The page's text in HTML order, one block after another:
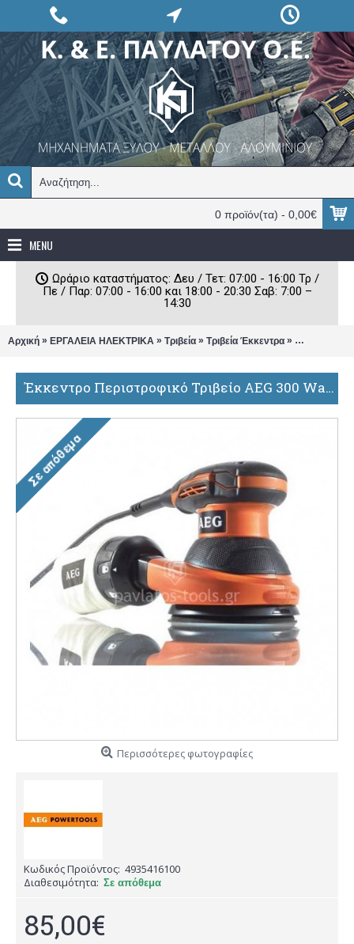
0 προϊόν(τα) - 0,00€
MENU
Ωράριο καταστήματος: Δευ / Τετ: 07:00 - 16:00 Τρ /
Πε / Παρ: 07:00 - 16:00 και 18:00 - 20:30 Σαβ: 7:00 –
14:30
Αρχική » ΕΡΓΑΛΕΙΑ ΗΛΕΚΤΡΙΚΑ » Τριβεία » Τριβεία Έκκεντρα » Έκκεντρο
Έκκεντρο Περιστροφικό Τριβείο AEG 300 Watt EX 125 ES 4935416100
Περισσότερες φωτογραφίες
Κωδικός Προϊόντος: 4935416100
Διαθεσιμότητα: Σε απόθεμα
85,00€